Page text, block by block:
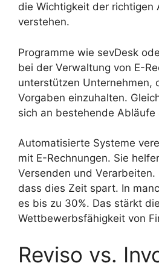
die Wichtigkeit der richtigen
verstehen.
Programme wie sevDesk
bei der Verwaltung von E-
unterstützen Unternehmen,
Vorgaben einzuhalten.
sich an bestehende Abläufe
Automatisierte Systeme
mit E-Rechnungen. Sie
Versenden und Verarbeiten.
dass dies Zeit spart. In
es bis zu 30%. Das stärkt die
Wettbewerbsfähigkeit von
Reviso vs.